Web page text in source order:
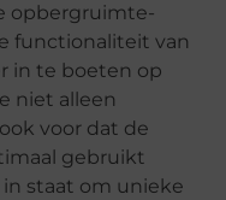
opbergruimte-
functionaliteit van
in te boeten op
niet alleen
voor dat de
gebruikt
staat om unieke